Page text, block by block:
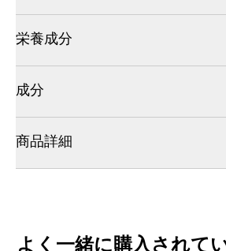
栄養成分
成分
商品詳細
よく一緒に購入されて